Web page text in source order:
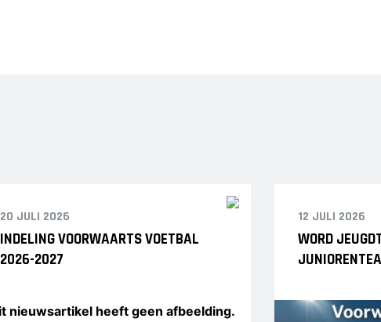
20 JULI 2026
INDELING VOORWAARTS VOETBAL
2026-2027
12 JULI 2026
WORD